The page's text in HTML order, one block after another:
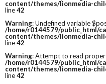
content/themes/lionmedia-
line42
Warning: Undefined variable
/home/r0144579/public_html/
content/themes/lionmedia-
line42
Warning: Attempt to read
/home/r0144579/public_html/
content/themes/lionmedia-
line42